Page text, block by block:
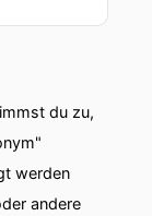
es halt
mit
du zu,
werden
andere